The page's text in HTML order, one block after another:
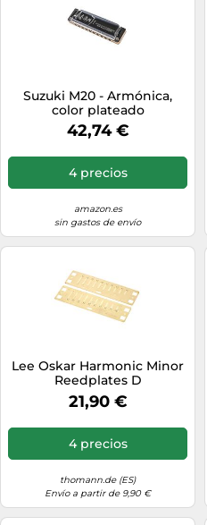
Suzuki M20 - Armónica,
color plateado
42,74 €
4 precios
amazon.es
sin gastos de envío
Lee Oskar Harmonic Minor
Reedplates D
21,90 €
4 precios
thomann.de (ES)
Envío a partir de 9,90 €